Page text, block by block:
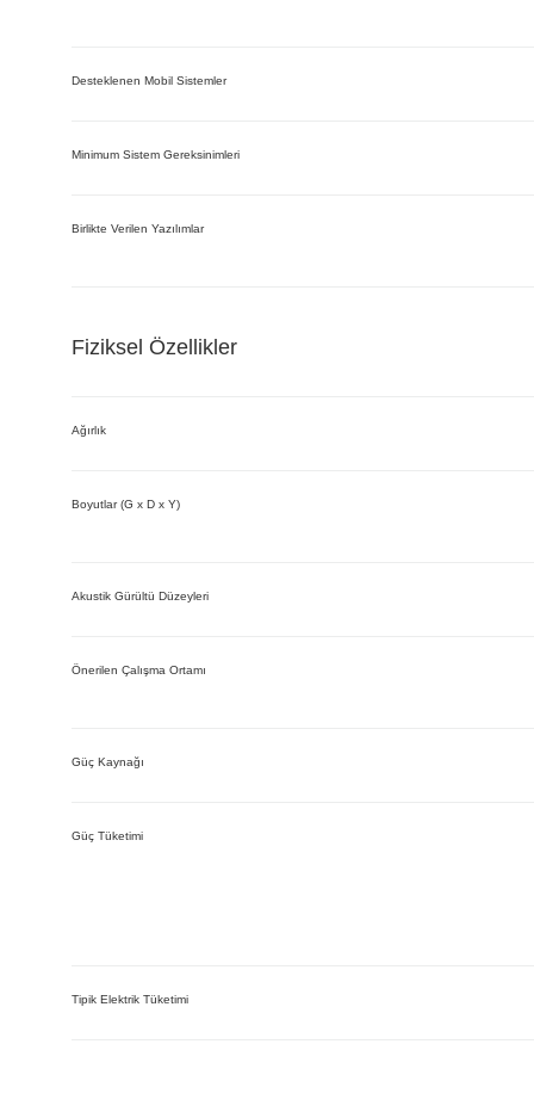
Desteklenen Mobil Sistemler
Minimum Sistem Gereksinimleri
Birlikte Verilen Yazılımlar
Fiziksel Özellikler
Ağırlık
Boyutlar (G x D x Y)
Akustik Gürültü Düzeyleri
Önerilen Çalışma Ortamı
Güç Kaynağı
Güç Tüketimi
Tipik Elektrik Tüketimi